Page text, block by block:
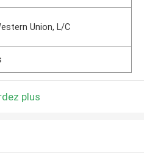
Union, L/C
plus